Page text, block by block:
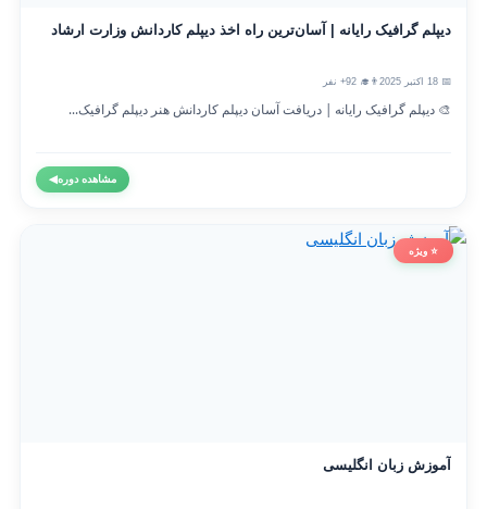
دیپلم گرافیک رایانه | آسان‌ترین راه اخذ دیپلم کاردانش وزارت ارشاد
👨‍🎓 92+ نفر
🎨 دیپلم گرافیک رایانه | دریافت آسان دیپلم کاردانش هنر دیپلم گرافیک...
مشاهده دوره◀
⭐ ویژه
آموزش زبان انگلیسی